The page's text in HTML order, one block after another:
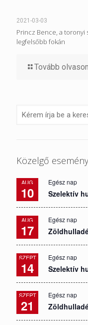
2021-03-03
Princz Bence, a toronyi
legfelsőbb fokán
Tovább
Közelgő
AUG
10
Egész nap
Szelektív
AUG
17
Egész nap
SZEPT
14
Egész nap
Szelektív
SZEPT
21
Egész nap